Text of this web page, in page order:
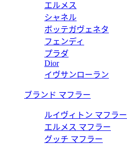
エルメス
シャネル
ボッテガヴェネタ
フェンディ
プラダ
Dior
イヴサンローラン
ブランド マフラー
ルイヴィトン マフラー
エルメス マフラー
グッチ マフラー